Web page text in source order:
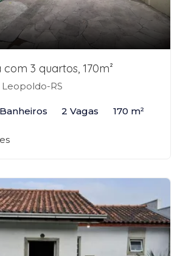
3 quartos, 170m²
Leopoldo-RS
2 Vagas 170 m²